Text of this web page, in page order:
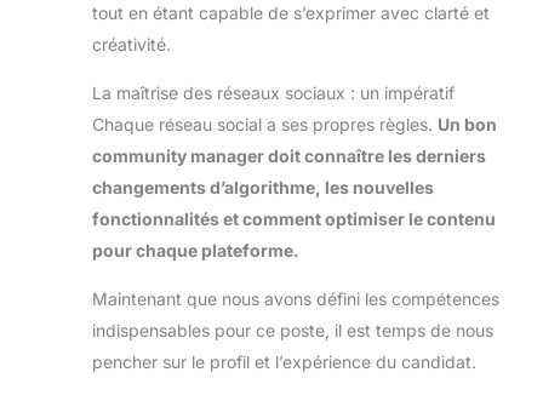
tout en étant capable de s’exprimer avec clarté et
créativité.
La maîtrise des réseaux sociaux : un impératif
Chaque réseau social a ses propres règles. Un bon
community manager doit connaître les derniers
changements d’algorithme, les nouvelles
fonctionnalités et comment optimiser le contenu
pour chaque plateforme.
Maintenant que nous avons défini les compétences
indispensables pour ce poste, il est temps de nous
pencher sur le profil et l’expérience du candidat.